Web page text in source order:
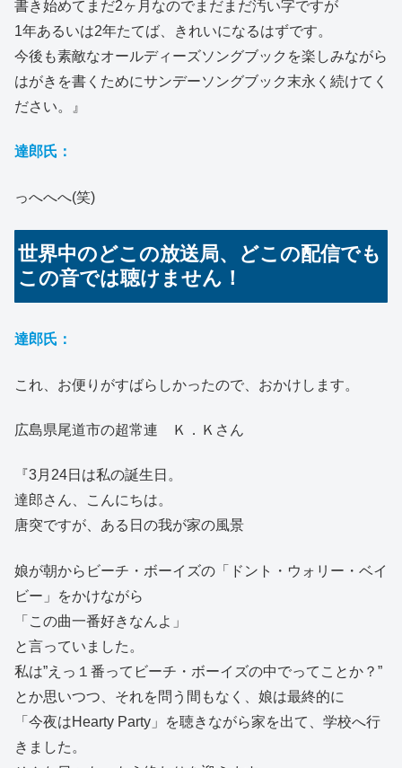
書き始めてまだ2ヶ月なのでまだまだ汚い字ですが
1年あるいは2年たてば、きれいになるはずです。
今後も素敵なオールディーズソングブックを楽しみながら
はがきを書くためにサンデーソングブック末永く続けてく
ださい。』
達郎氏：
っへへへ(笑)
世界中のどこの放送局、どこの配信でも
この音では聴けません！
達郎氏：
これ、お便りがすばらしかったので、おかけします。
広島県尾道市の超常連 Ｋ．Ｋさん
『3月24日は私の誕生日。
達郎さん、こんにちは。
唐突ですが、ある日の我が家の風景
娘が朝からビーチ・ボーイズの「ドント・ウォリー・ベイ
ビー」をかけながら
「この曲一番好きなんよ」
と言っていました。
私は”えっ１番ってビーチ・ボーイズの中でってことか？”
とか思いつつ、それを問う間もなく、娘は最終的に
「今夜はHearty Party」を聴きながら家を出て、学校へ行
きました。